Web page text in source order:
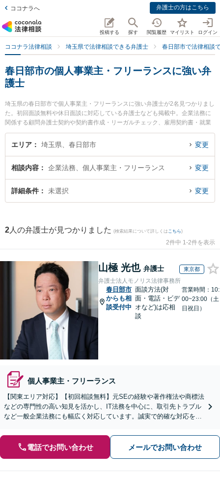
ココナラへ 弁護士の方はこちら
投稿する 探す 閲覧履歴 マイリスト ログイン
ココナラ法律相談 埼玉県で法律相談できる弁護士 春日部市で法律相談
春日部市の個人事業主・フリーランスに強い弁
護士
埼玉県の春日部市で個人事業主・フリーランスに強い弁護士が2名見つかりまし
た。初回面談無料や休日面談に対応している弁護士なども掲載中。企業法務に
関係する顧問弁護士契約や契約書作成・リーガルチェック、雇用契約書・就業
規則作成等の細かな分野での絞り込み検索もでき便利です。特に水戸貴之法律
事務所の水戸 貴之弁護士ややまぐち法律事務所の山口 翔一弁護士のプロフィー
い』『個人事業主・フリーランスのトラブル解決の実績豊富な近くの弁護士を
検索したい』『初回相談無料で個人事業主・フリーランスを法律相談できる春
日部市内の弁護士に相談予約したい』などでお困りの相談者さんにおすすめで
エリア 埼玉県、春日部市 変更
相談内容 企業法務、個人事業主・フリーランス 変更
詳細条件 未選択 変更
2 人の弁護士が見つかりました (検索結果について詳しくは こちら)
2件中 1-2件を表示
山極 光也 弁護士 東京都
弁護士法人モノリス法律事務所
春日部市
からも相
談受付中
面談方法(対
面・電話・ビデ
オなど)は応相
談
営業時間：10:
00~23:00（土
日祝日）
個人事業主・フリーランス
【関東エリア対応】【初回相談無料】元SEの経験や著作権法や商標法
などの専門性の高い知見を活かし、IT法務を中心に、取引先トラブル
など一般企業法務にも幅広く対応しています。誠実で的確な対応を心
電話でお問い合わせ メールでお問い合わせ